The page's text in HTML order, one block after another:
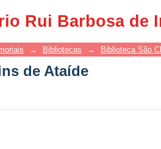
Rui Barbosa de
de Ataíde
→ Bibliotecas → Biblioteca São
de Ataíde